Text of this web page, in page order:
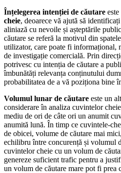
Înțelegerea intenției de căutare
cheie, deoarece vă ajută să
aliniază cu nevoile și așteptările
căutare se referă la motivul din
utilizator, care poate fi informațional,
de investigație comercială. Prin
potrivesc cu intenția de căutare a
îmbunătăți relevanța conținutului
probabilitatea de a vă poziționa bine
Volumul lunar de căutare este un
considerare în analiza cuvintelor
mediu de ori de câte ori un anumit
anumită lună. În timp ce cuvintele-
de obicei, volume de căutare mai
echilibru între concurență și volumul
cuvintelor cheie cu un volum de
genereze suficient trafic pentru a
un volum de căutare mare pot fi prea